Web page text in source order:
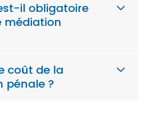
il obligatoire
médiation
coût de la
pénale ?